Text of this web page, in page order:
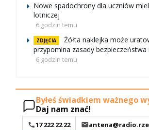
Nowe spadochrony dla uczniów
lotniczej
6 godzin temu
ZDJĘCIA
Żółta naklejka może
przypomina zasady bezpieczeństwa
6 godzin temu
Byłeś świadkiem ważnego
Daj nam znać!
17 222 22 22